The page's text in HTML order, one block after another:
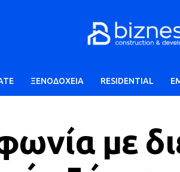
ΞΕΝΟΔΟΧΕΙΑ RESIDENTIAL
με